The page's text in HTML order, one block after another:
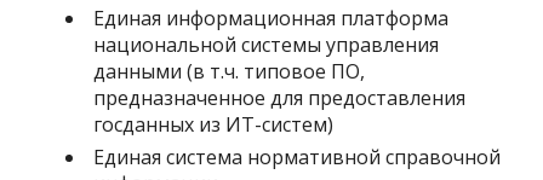
Единая информационная платформа
национальной системы управления
данными (в т.ч. типовое ПО,
предназначенное для предоставления
госданных из ИТ-систем)
Единая система нормативной справочной